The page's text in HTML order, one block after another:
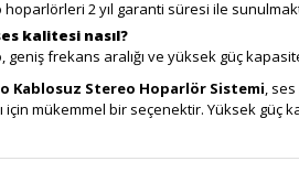
hoparlörleri 2 yıl garanti süresi ile
kalitesi nasıl?
geniş frekans aralığı ve yüksek güç
Kablosuz Stereo Hoparlör Sistemi ,
için mükemmel bir seçenektir. Yüksek güç